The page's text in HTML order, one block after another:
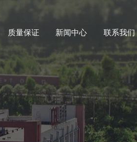
质量保证 新闻中心 联系我们